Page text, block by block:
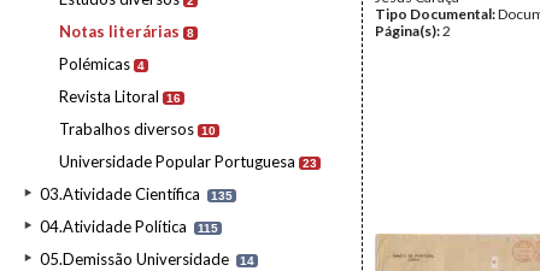
Notas literárias 8
Polémicas 4
Revista Litoral 16
Trabalhos diversos 10
Universidade Popular Portuguesa 23
03.Atividade Científica 135
04.Atividade Política 115
05.Demissão Universidade 14
Tipo Documental:
Página(s):2